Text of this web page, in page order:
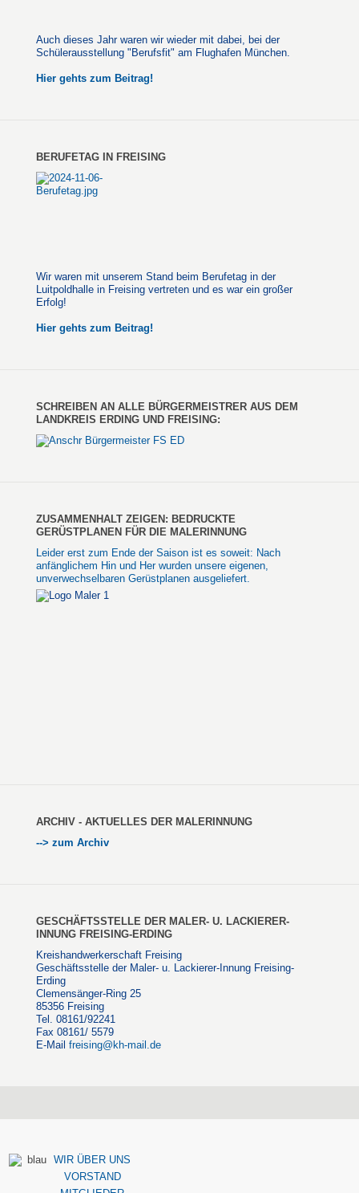
Auch dieses Jahr waren wir wieder mit dabei, bei der
Schülerausstellung "Berufsfit" am Flughafen München.
Hier gehts zum Beitrag!
BERUFETAG IN FREISING
Wir waren mit unserem Stand beim Berufetag in der
Luitpoldhalle in Freising vertreten und es war ein großer
Erfolg!
Hier gehts zum Beitrag!
SCHREIBEN AN ALLE BÜRGERMEISTRER AUS DEM
LANDKREIS ERDING UND FREISING:
ZUSAMMENHALT ZEIGEN: BEDRUCKTE
GERÜSTPLANEN FÜR DIE MALERINNUNG
Leider erst zum Ende der Saison ist es soweit: Nach
anfänglichem Hin und Her wurden unsere eigenen,
unverwechselbaren Gerüstplanen ausgeliefert.
ARCHIV - AKTUELLES DER MALERINNUNG
--> zum Archiv
GESCHÄFTSSTELLE DER MALER- U. LACKIERER-
INNUNG FREISING-ERDING
Kreishandwerkerschaft Freising
Geschäftsstelle der Maler- u. Lackierer-Innung Freising-
Erding
Clemensänger-Ring 25
85356 Freising
Tel. 08161/92241
Fax 08161/ 5579
E-Mail freising@kh-mail.de
WIR ÜBER UNS
VORSTAND